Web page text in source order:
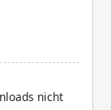
nicht